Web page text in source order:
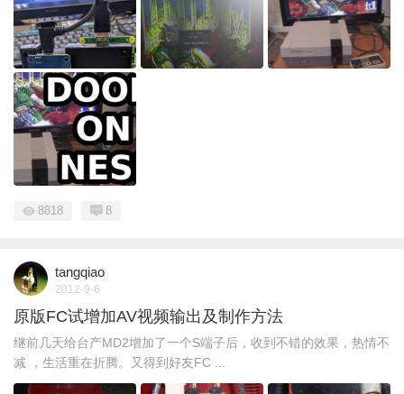
8818 8
tangqiao
2012-9-6
原版FC试增加AV视频输出及制作方法
继前几天给台产MD2增加了一个S端子后，收到不错的效果，热情不
减 ，生活重在折腾。又得到好友FC ...